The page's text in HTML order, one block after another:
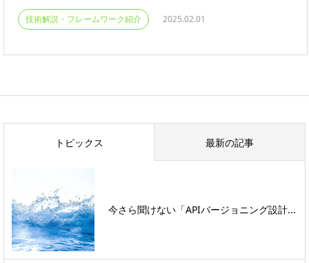
技術解説・フレームワーク紹介 2025.02.01
トピックス 最新の記事
今さら聞けない「APIバージョニング設計...